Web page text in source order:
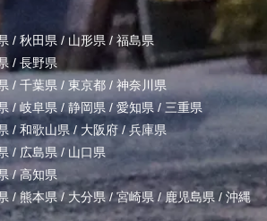
/ 秋田県 / 山形県/ 福島県
/ 長野県
/ 千葉県 / 東京都 / 神奈川県
/岐阜県 / 静岡県 / 愛知県 / 三重県
/ 和歌山県/ 大阪府 /兵庫県
/ 広島県 / 山口県
/高知県
/熊本県/ 大分県/宮崎県 /鹿児島県 / 沖縄